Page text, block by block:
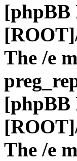
[phpBB
The /e
[phpBB
The /e